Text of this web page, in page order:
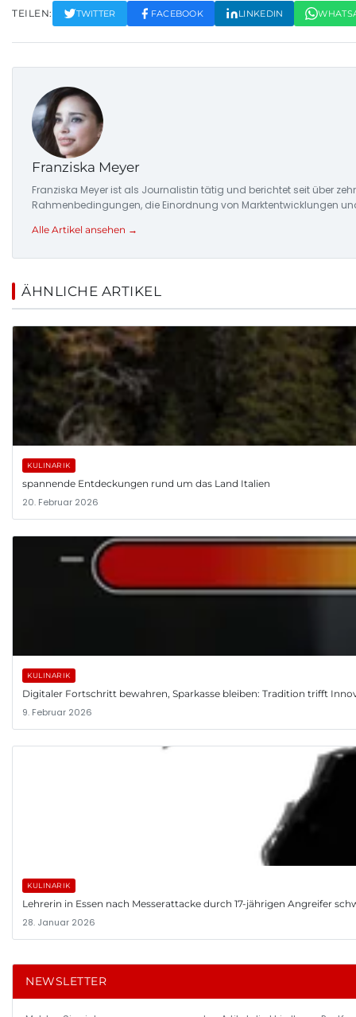
TEILEN: TWITTER FACEBOOK LINKEDIN
Franziska Meyer
Franziska Meyer ist als Journalistin tätig und berichtet seit über
Rahmenbedingungen, die Einordnung von Marktentwicklungen
Alle Artikel ansehen →
ÄHNLICHE ARTIKEL
KULINARIK
spannende Entdeckungen rund um das Land Italien
20. Februar 2026
KULINARIK
Digitaler Fortschritt bewahren, Sparkasse bleiben: Tradition trifft
9. Februar 2026
KULINARIK
Lehrerin in Essen nach Messerattacke durch 17-jährigen Angreifer
28. Januar 2026
NEWSLETTER